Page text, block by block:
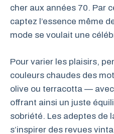
cher aux années 70. Par
captez l’essence même
mode se voulait une
Pour varier les plaisirs,
couleurs chaudes des
olive ou terracotta —
offrant ainsi un juste
sobriété. Les adeptes de
s’inspirer des revues